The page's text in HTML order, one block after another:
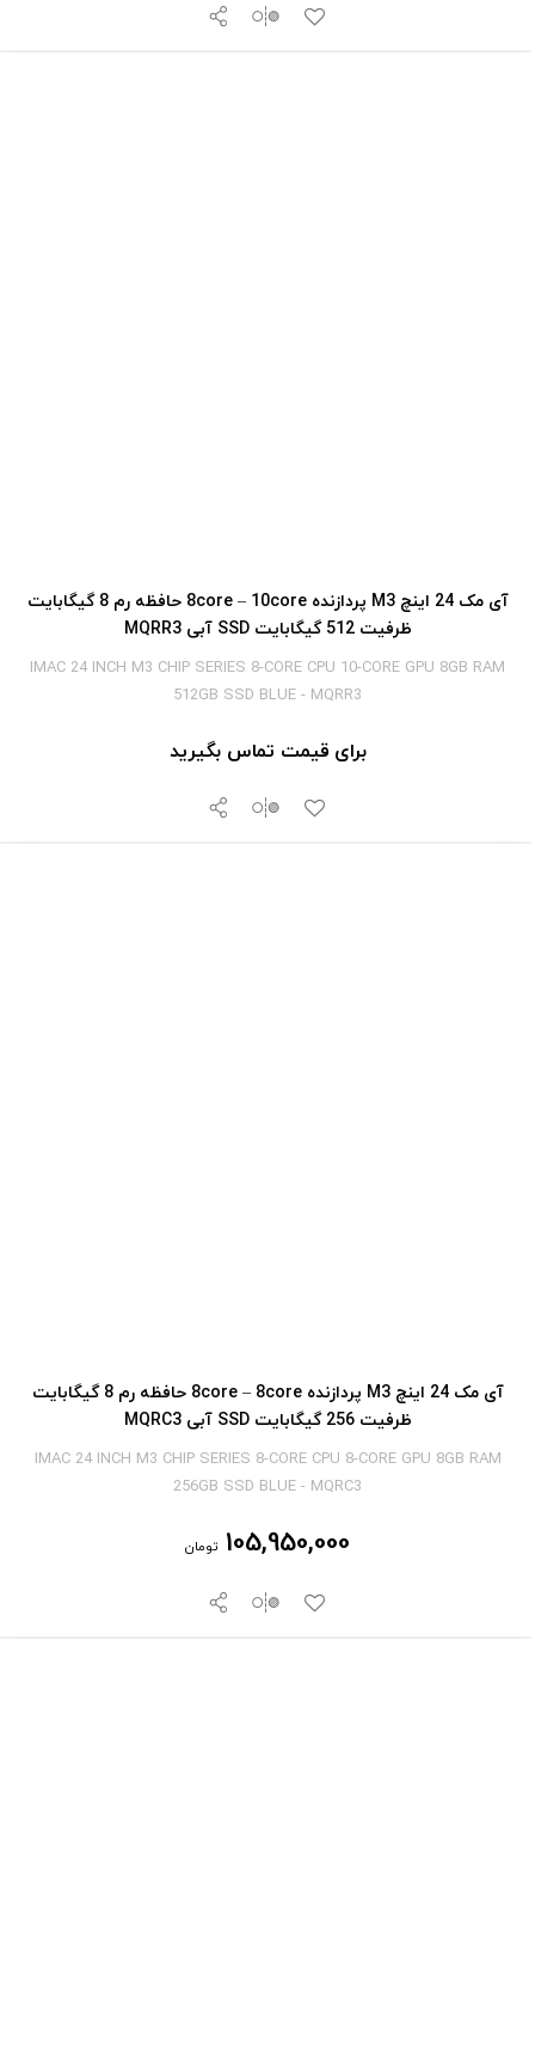
آی‎ مک 24 اینچ M3 پردازنده 8core – 10core حافظه رم 8 گیگابایت
ظرفیت 512 گیگابایت SSD آبی MQRR3
IMAC 24 INCH M3 CHIP SERIES 8-CORE CPU 10-CORE GPU 8GB RAM
512GB SSD BLUE - MQRR3
برای قیمت تماس بگیرید
آی‎ مک 24 اینچ M3 پردازنده 8core – 8core حافظه رم 8 گیگابایت
ظرفیت 256 گیگابایت SSD آبی MQRC3
IMAC 24 INCH M3 CHIP SERIES 8-CORE CPU 8-CORE GPU 8GB RAM
256GB SSD BLUE - MQRC3
105,950,000 تومان